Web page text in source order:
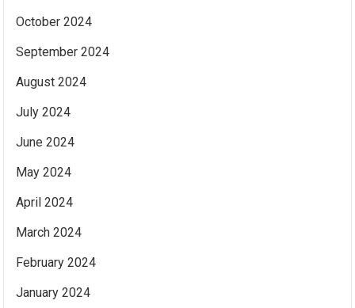
October 2024
September 2024
August 2024
July 2024
June 2024
May 2024
April 2024
March 2024
February 2024
January 2024